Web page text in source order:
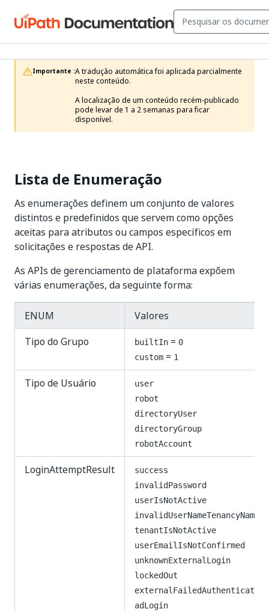
Importante :A tradução automática foi aplicada parcialmente
neste conteúdo.
A localização de um conteúdo recém-publicado
pode levar de 1 a 2 semanas para ficar
disponível.
Lista de Enumeração
As enumerações definem um conjunto de valores
distintos e predefinidos que servem como opções
aceitas para atributos ou campos específicos em
solicitações e respostas de API.
As APIs de gerenciamento de plataforma expõem
várias enumerações, da seguinte forma:
ENUM
Valores
Tipo do Grupo
builtIn = 0
custom = 1
Tipo de Usuário
user
robot
directoryUser
directoryGroup
robotAccount
LoginAttemptResult
success
invalidPassword
userIsNotActive
invalidUserNameTenancyName
tenantIsNotActive
userEmailIsNotConfirmed
unknownExternalLogin
lockedOut
externalFailedAuthentication
adLogin